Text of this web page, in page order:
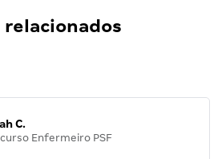
C.
Enfermeiro PSF